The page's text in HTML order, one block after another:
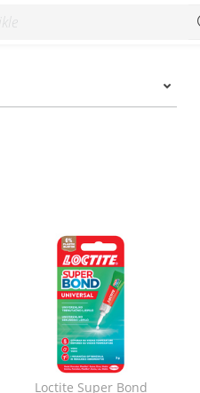
Loctite Super Bond